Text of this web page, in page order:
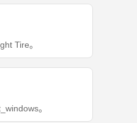
Tire。
。